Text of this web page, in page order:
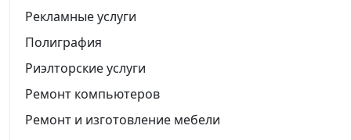
Рекламные услуги
Полиграфия
Риэлторские услуги
Ремонт компьютеров
Ремонт и изготовление мебели